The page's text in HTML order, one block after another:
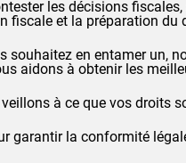
les décisions
fiscale et la préparation
en entamer un,
aidons à obtenir les
à ce que vos droits
garantir la conformité